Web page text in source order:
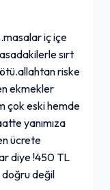
iç içe
sırt
riske
ekmekler
çok eski hemde
yanımıza
ücrete
diye !450 TL
doğru değil